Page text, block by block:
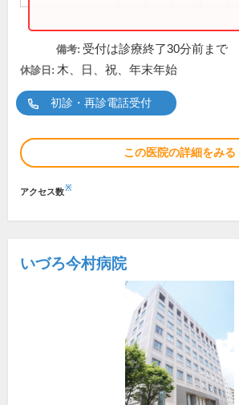
備考: 受付は診療終了30分前まで
休診日: 木、日、祝、年末年始
初診・再診電話受付
この医院の詳細をみる
アクセス数※
いづろ今村病院